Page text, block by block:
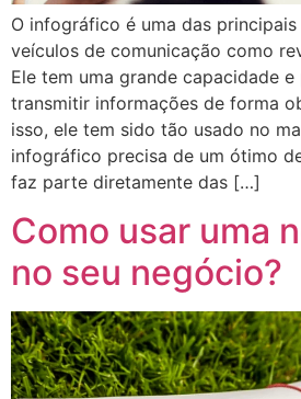
O infográfico é uma das
veículos de comunicação como
Ele tem uma grande capacidade
transmitir informações de forma
isso, ele tem sido tão usado no
infográfico precisa de um ótimo
faz parte diretamente das […]
Como usar uma
no seu negócio?